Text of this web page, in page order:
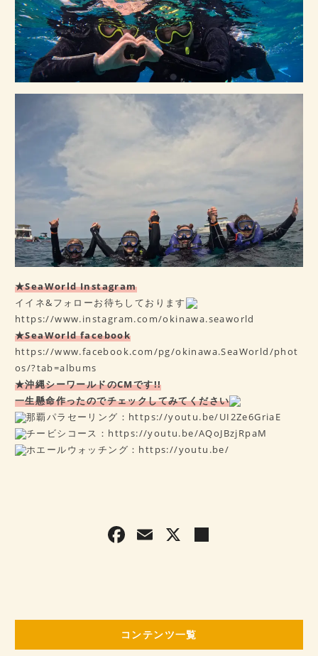
★SeaWorld Instagram
イイネ&フォローお待ちしております
https://www.instagram.com/okinawa.seaworld
★SeaWorld facebook
https://www.facebook.com/pg/okinawa.SeaWorld/phot
os/?tab=albums
★沖縄シーワールドのCMです!!
一生懸命作ったのでチェックしてみてください
那覇パラセーリング： https://youtu.be/UI2Ze6GriaE
チービシコース： https://youtu.be/AQoJBzjRpaM
ホエールウォッチング： https://youtu.be/
F
b
o
E X
コンテンツ一覧